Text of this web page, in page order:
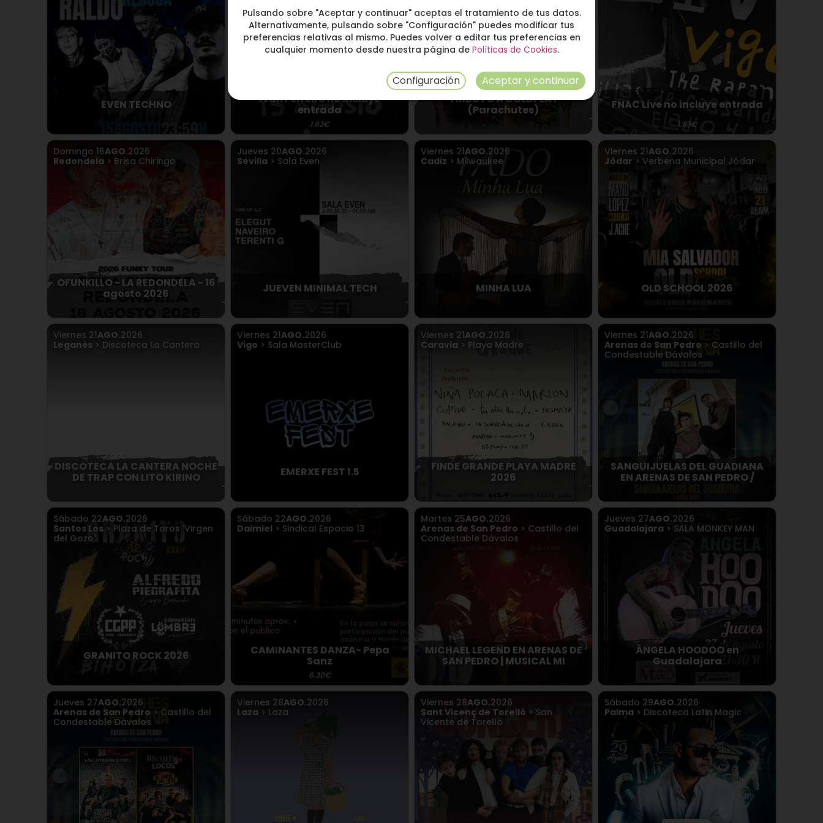
Pulsando sobre "Aceptar y continuar" aceptas el tratamiento de tus datos.
Alternativamente, pulsando sobre "Configuración" puedes modificar tus
preferencias relativas al mismo. Puedes volver a editar tus preferencias en
cualquier momento desde nuestra página de Políticas de Cookies.
Configuración Aceptar y continuar
EVEN TECHNO Iván Ferreiro no incluye
entrada
1.63€
TRIBUTO A COLDPLAY
(Parachutes) FNAC Live no incluye entrada
1.63€
Domingo 16AGO.2026
Redondela > Brisa Chiringo
OFUNKILLO - LA REDONDELA - 16
agosto 2026
Jueves 20AGO.2026
Sevilla > Sala Even
JUEVEN MINIMAL TECH
Viernes 21AGO.2026
Cadiz > Milwaukee
MINHA LUA
Viernes 21AGO.2026
Jódar > Verbena Municipal Jódar
OLD SCHOOL 2026
Viernes 21AGO.2026
Leganés > Discoteca La Cantera
DISCOTECA LA CANTERA NOCHE
DE TRAP CON LITO KIRINO
Viernes 21AGO.2026
Vigo > Sala MasterClub
EMERXE FEST 1.5
Viernes 21AGO.2026
Caravia > Playa Madre
FINDE GRANDE PLAYA MADRE
2026
Viernes 21AGO.2026
Arenas de San Pedro > Castillo del
Condestable Dávalos
SANGUIJUELAS DEL GUADIANA
EN ARENAS DE SAN PEDRO /
Sábado 22AGO.2026
Santos Los > Plaza de Toros 'Virgen
del Gozo'
GRANITO ROCK 2026
Sábado 22AGO.2026
Daimiel > Sindical Espacio 13
CAMINANTES DANZA- Pepa
Sanz
6.30€
Martes 25AGO.2026
Arenas de San Pedro > Castillo del
Condestable Dávalos
MICHAEL LEGEND EN ARENAS DE
SAN PEDRO | MUSICAL MI
Jueves 27AGO.2026
Guadalajara > SALA MONKEY MAN
ÁNGELA HOODOO en
Guadalajara
Jueves 27AGO.2026
Arenas de San Pedro > Castillo del
Condestable Dávalos
Viernes 28AGO.2026
Laza > Laza
Viernes 28AGO.2026
Sant Vicenç de Torelló > San
Vicente de Torelló
Sábado 29AGO.2026
Palma > Discoteca Latin Magic